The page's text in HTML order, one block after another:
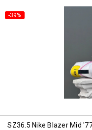
-39%
SZ36.5 Nike Blazer Mid